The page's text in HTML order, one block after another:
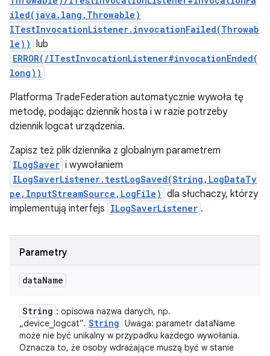
iled(java.lang.Throwable)
ITestInvocationListener.invocationFailed(Throwab
le)) lub
ERROR(/ITestInvocationListener#invocationEnded(
long))
Platforma TradeFederation automatycznie wywoła tę
metodę, podając dziennik hosta i w razie potrzeby
dziennik logcat urządzenia.
Zapisz też plik dziennika z globalnym parametrem
ILogSaver i wywołaniem
ILogSaverListener.testLogSaved(String,LogDataTy
pe,InputStreamSource,LogFile) dla słuchaczy, którzy
implementują interfejs ILogSaverListener .
Parametry
dataName
String : opisowa nazwa danych, np.
„device_logcat”. String Uwaga: parametr dataName
może nie być unikalny w przypadku każdego wywołania.
Oznacza to, że osoby wdrażające muszą być w stanie